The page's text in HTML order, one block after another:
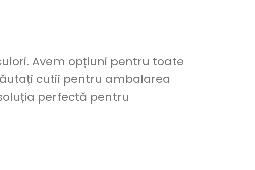
Avem opțiuni pentru toate
cutii pentru ambalarea
perfectă pentru